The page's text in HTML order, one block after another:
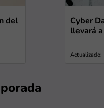
del
Cyber
llevará